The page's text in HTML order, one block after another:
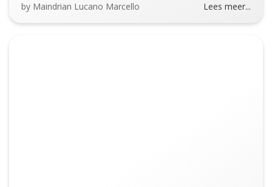
by Maindrian Lucano Marcello Lees meer...